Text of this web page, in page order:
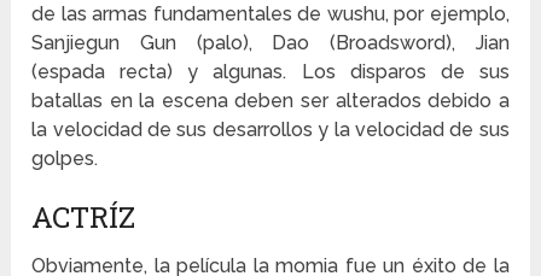
de las armas fundamentales de wushu, por ejemplo,
Sanjiegun Gun (palo), Dao (Broadsword), Jian
(espada recta) y algunas. Los disparos de sus
batallas en la escena deben ser alterados debido a
la velocidad de sus desarrollos y la velocidad de sus
golpes.
ACTRÍZ
Obviamente, la película la momia fue un éxito de la